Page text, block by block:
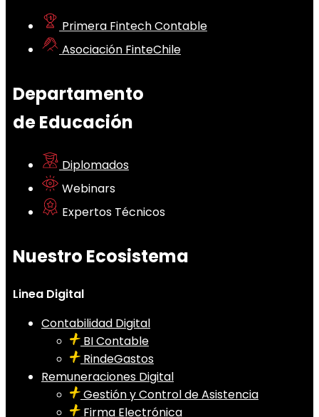
Primera Fintech Contable
Asociación FinteChile
Departamento
de Educación
Diplomados
Webinars
Expertos Técnicos
Nuestro Ecosistema
Linea Digital
Contabilidad Digital
BI Contable
RindeGastos
Remuneraciones Digital
Gestión y Control de Asistencia
Firma Electrónica